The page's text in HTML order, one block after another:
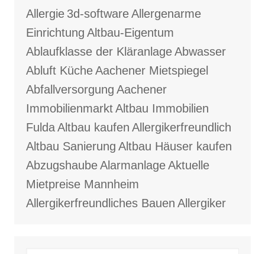
Allergie 3d-softwareAllergenarme
Einrichtung Altbau-Eigentum
Ablaufklasse der KläranlageAbwasser
Abluft KücheAachener Mietspiegel
Abfallversorgung Aachener
ImmobilienmarktAltbau Immobilien
FuldaAltbau kaufen Allergikerfreundlich
Altbau Sanierung Altbau Häuser kaufen
AbzugshaubeAlarmanlageAktuelle
Mietpreise Mannheim
Allergikerfreundliches Bauen Allergiker